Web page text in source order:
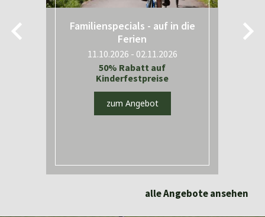
Familienspecials - auf in die
Ferien
11.10.2026 - 02.11.2026
50% Rabatt auf
Kinderfestpreise
zum Angebot
alle Angebote ansehen